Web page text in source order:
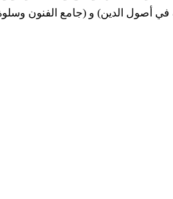
والمستفتي - ط) و (مقدمة في أصول الدين) و (جامع